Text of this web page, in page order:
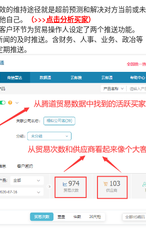
的维持途径就是超前预测和解决对方当前或未
自己。
（>>>点击分析买家）
户环节为贸易操作人设定了两个推送功能。
闻的及时推送。含财务、人事、业务、政冶等
推送。